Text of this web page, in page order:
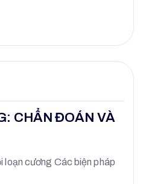
CHẨN ĐOÁN VÀ
loạn cương Các biện pháp